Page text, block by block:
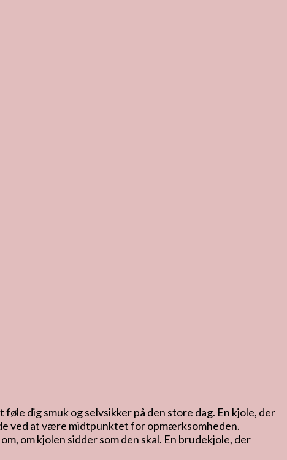
dig smuk og selvsikker på den store dag. En kjole, der
ved at være midtpunktet for opmærksomheden.
om kjolen sidder som den skal. En brudekjole, der